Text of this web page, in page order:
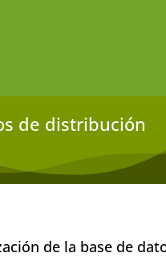
de distribución
de la base de